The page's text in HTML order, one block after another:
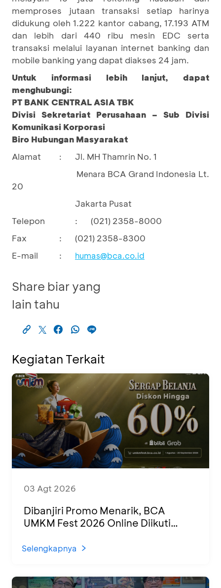
memproses jutaan transaksi setiap harinya
didukung oleh 1.222 kantor cabang, 17.193 ATM
dan lebih dari 440 ribu mesin EDC serta
transaksi melalui layanan internet banking dan
mobile banking yang dapat diakses 24 jam.
Untuk informasi lebih lanjut, dapat
menghubungi:
PT BANK CENTRAL ASIA TBK
Divisi Sekretariat Perusahaan – Sub Divisi
Komunikasi Korporasi
Biro Hubungan Masyarakat
Alamat
: Jl. MH Thamrin No. 1
Menara BCA Grand Indonesia Lt.
20
Jakarta Pusat
Telepon
:
(021) 2358-8000
Fax
:
(021) 2358-8300
E-mail
: humas@bca.co.id
Share biar yang
lain tahu
Kegiatan Terkait
03 Agt 2026
Dibanjiri Promo Menarik, BCA
UMKM Fest 2026 Online Diikuti
Selengkapnya